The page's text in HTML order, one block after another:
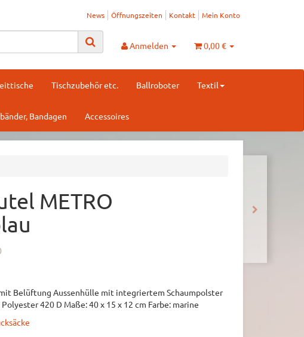
News Öffnungszeiten Kontakt Mein Konto
Anmelden 0,00 €
Tischzubehör etc. Ballroboter Textil
Bandagen Accessoires
METRO
Belüftung Aussenhülle mit integriertem Schaumpolster
420 D Maße: 40 x 15 x 12 cm Farbe: marine